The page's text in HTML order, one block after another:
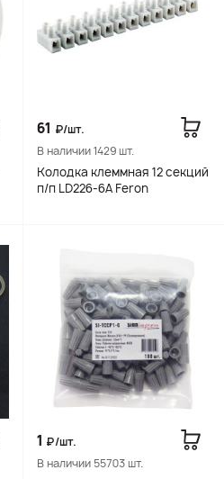
61 ₽/шт.
В наличии 1429 шт.
Колодка клеммная 12 секций
п/п LD226-6A Feron
1 ₽/шт.
В наличии 55703 шт.